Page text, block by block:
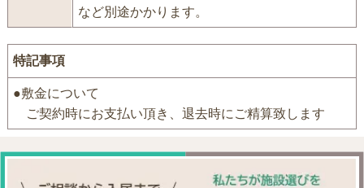
など別途かかります。
特記事項
●敷金について
ご契約時にお支払い頂き、退去時にご精算致します